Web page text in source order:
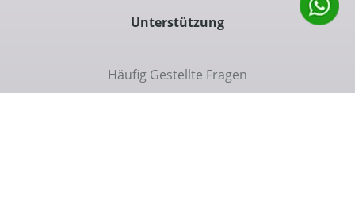
Unterstützung
Häufig Gestellte Fragen